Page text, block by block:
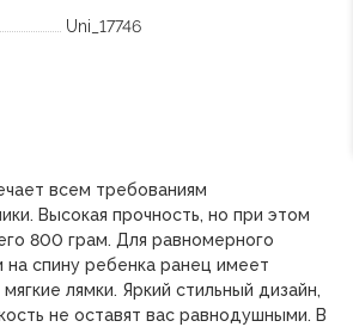
Uni_17746
всем требованиям
Высокая прочность, но при этом
800 грам. Для равномерного
на спину ребенка ранец имеет
лямки. Яркий стильный дизайн,
не оставят вас равнодушными. В